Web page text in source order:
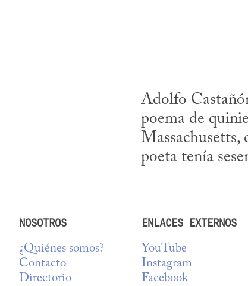
Adolfo
poema de
Massachusetts,
poeta tenía
NOSOTROS
¿Quiénes somos?
Contacto
Directorio
ENLACES EXTERNOS
YouTube
Instagram
Facebook